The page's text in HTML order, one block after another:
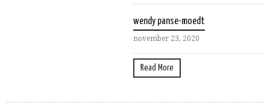
wendy panse-moedt
november 23, 2020
Read More